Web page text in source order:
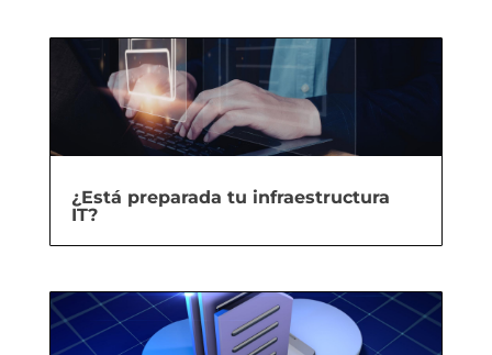
¿Está preparada tu infraestructura
IT?